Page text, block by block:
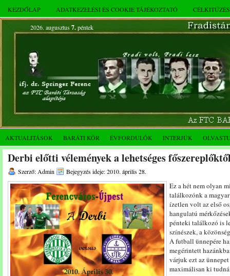
KEZDŐLAP ADATKEZELÉSI ÉS COOKIE TÁJÉKOZTATÓ
2026. augusztus 7.péntek
AKTUALITÁSOK BARÁTI KÖR ÉVFORDULÓK INTERJÚK
Derbi előtti vélemények a lehetséges
Szerző: Admin Bejegyzés ideje: 2010. április 28.
Ez a hét nem olyan
találkozónk a
ízetlen volt az első
hangulatú
pénteki találkozó is
színészek, a
A futball ünnepére
megérintett
várjuk ezt az
maximálisan ki